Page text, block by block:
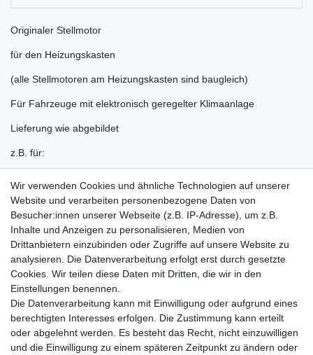
Originaler Stellmotor
für den Heizungskasten
​(alle Stellmotoren am Heizungskasten sind baugleich)
Für Fahrzeuge mit elektronisch geregelter Klimaanlage
Lieferung wie abgebildet
z.B. für:
Audi A5/S5/RS5 Bj. 2007-2016
Audi A5 Cabrio Bj. 2010 - 2016
Audi Q5 Bj. 2009-2017
Lieferzeit etwa 1 bis 3 Werktage
Wir verwenden Cookies und ähnliche Technologien auf unserer
Website und verarbeiten personenbezogene Daten von
Besucher:innen unserer Webseite (z.B. IP-Adresse), um z.B.
Inhalte und Anzeigen zu personalisieren, Medien von
Drittanbietern einzubinden oder Zugriffe auf unsere Website zu
analysieren. Die Datenverarbeitung erfolgt erst durch gesetzte
Cookies. Wir teilen diese Daten mit Dritten, die wir in den
Einstellungen benennen.
Die Datenverarbeitung kann mit Einwilligung oder aufgrund eines
berechtigten Interesses erfolgen. Die Zustimmung kann erteilt
oder abgelehnt werden. Es besteht das Recht, nicht einzuwilligen
und die Einwilligung zu einem späteren Zeitpunkt zu ändern oder